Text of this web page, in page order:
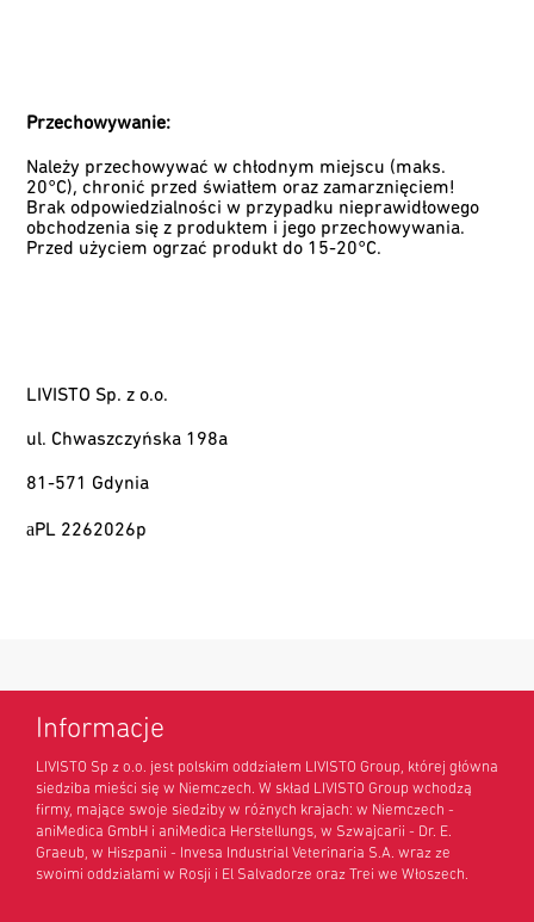
Przechowywanie:
Należy przechowywać w chłodnym miejscu (maks.
20°C), chronić przed światłem oraz zamarznięciem!
Brak odpowiedzialności w przypadku nieprawidłowego
obchodzenia się z produktem i jego przechowywania.
Przed użyciem ogrzać produkt do 15-20°C.
LIVISTO Sp. z o.o.
ul. Chwaszczyńska 198a
81-571 Gdynia
aPL 2262026p
Informacje
LIVISTO Sp z o.o. jest polskim oddziałem LIVISTO Group, której główna
siedziba mieści się w Niemczech. W skład LIVISTO Group wchodzą
firmy, mające swoje siedziby w różnych krajach: w Niemczech -
aniMedica GmbH i aniMedica Herstellungs, w Szwajcarii - Dr. E.
Graeub, w Hiszpanii - Invesa Industrial Veterinaria S.A. wraz ze
swoimi oddziałami w Rosji i El Salvadorze oraz Trei we Włoszech.